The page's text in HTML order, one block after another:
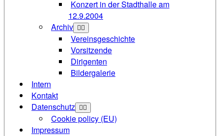
Konzert in der Stadthalle am
12.9.2004
Archiv
Vereinsgeschichte
Vorsitzende
Dirigenten
Bildergalerie
Intern
Kontakt
Datenschutz
Cookie policy (EU)
Impressum